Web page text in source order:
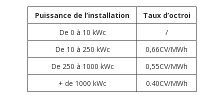
Puissance de l’installation
Taux d’octroi
De 0 à 10 kWc
/
De 10 à 250 kWc
0,66CV/MWh
De 250 à 1000 kWc
0,55CV/MWh
+ de 1000 kWc
0.40CV/MWh